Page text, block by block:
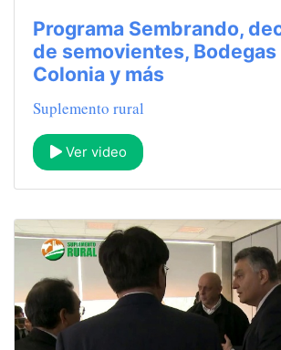
Programa Sembrando,
de semovientes, Bodegas
Colonia y más
Suplemento rural
Ver video